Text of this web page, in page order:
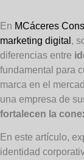
En MCáceres
marketing digital ,
diferencias entre
fundamental para
marca en el
una empresa de
fortalecen la
En este artículo,
identidad